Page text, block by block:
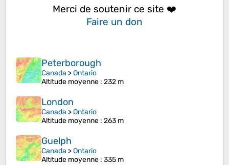
Merci de soutenir ce site ❤️
Faire un don
Peterborough
Canada >Ontario
Altitude moyenne : 232 m
London
Canada >Ontario
Altitude moyenne : 263 m
Guelph
Canada >Ontario
Altitude moyenne : 335 m